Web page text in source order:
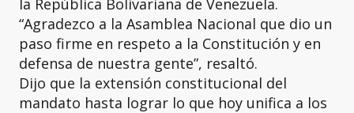
la República Bolivariana de Venezuela.
“Agradezco a la Asamblea Nacional que dio un
paso firme en respeto a la Constitución y en
defensa de nuestra gente”, resaltó.
Dijo que la extensión constitucional del
mandato hasta lograr lo que hoy unifica a los